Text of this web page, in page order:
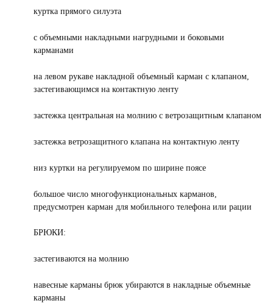
куртка прямого силуэта
с объемными накладными нагрудными и боковыми
карманами
на левом рукаве накладной объемный карман с клапаном,
застегивающимся на контактную ленту
застежка центральная на молнию с ветрозащитным клапаном
застежка ветрозащитного клапана на контактную ленту
низ куртки на регулируемом по ширине поясе
большое число многофункциональных карманов,
предусмотрен карман для мобильного телефона или рации
БРЮКИ:
застегиваются на молнию
навесные карманы брюк убираются в накладные объемные
карманы